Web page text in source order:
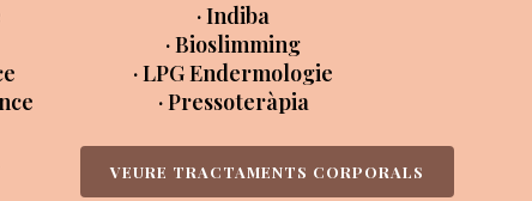
· Indiba
· Bioslimming
· LPG Endermologie
· Pressoteràpia
VEURE TRACTAMENTS CORPORALS